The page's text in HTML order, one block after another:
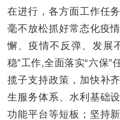
在进行，各方面工作任
毫不放松抓好常态化疫
懈、疫情不反弹、发展
稳”工作,全面落实“六保”
揽子支持政策，加快补
生服务体系、水利基础
功能平台等短板；坚持